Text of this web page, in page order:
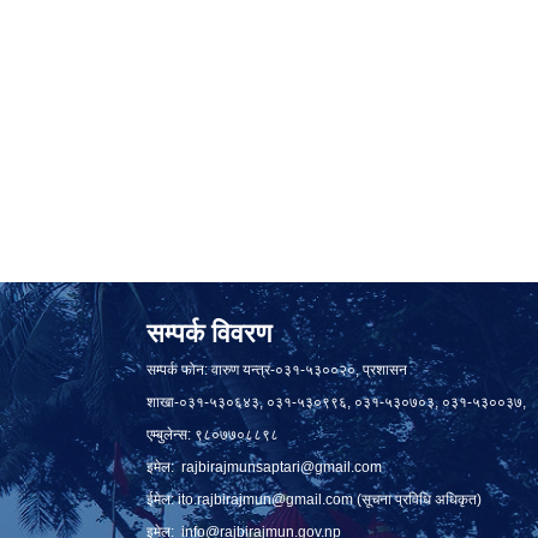
सम्पर्क विवरण
सम्पर्क फोन: वारुण यन्त्र-०३१-५३००२०, प्रशासन
शाखा-०३१-५३०६४३, ०३१-५३०९९६, ०३१-५३०७०३, ०३१-५३००३७,
एम्बुलेन्स: ९८०७७०८८९८
इमेल:rajbirajmunsaptari@gmail.com
ईमेल:ito.rajbirajmun@gmail.com(सूचना प्रविधि अधिकृत)
इमेल: info@rajbirajmun.gov.np